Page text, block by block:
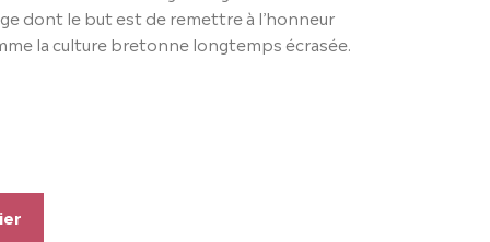
dont le but est de remettre à l’honneur
la culture bretonne longtemps écrasée.